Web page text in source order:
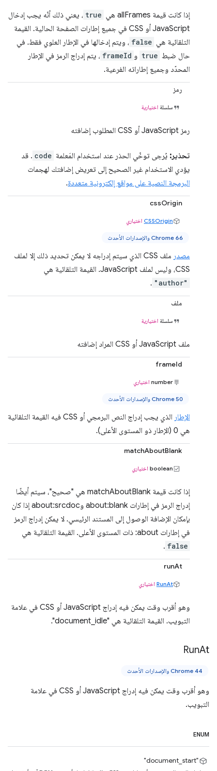
إذا كانت قيمة allFrames هي true ، يعني ذلك أنّه يجب إدخال
JavaScript أو CSS في جميع إطارات الصفحة الحالية. القيمة
التلقائية هي false ، ويتم إدخالها في الإطار العلوي فقط. في
حال ضبط true و frameId ، يتم إدراج الرمز في الإطار
المحدّد وجميع إطاراته الفرعية.
رمز
سلسلة اختيارية
رمز JavaScript أو CSS المطلوب إضافته
تحذير: يُرجى توخّي الحذر عند استخدام المَعلمة code . قد
يؤدي الاستخدام غير الصحيح إلى تعريض إضافتك لهجمات
البرمجة النصية على مواقع إلكترونية متعددة.
cssOrigin
CSSOrigin اختياري
Chrome 66 والإصدارات الأحدث
مصدر
ملف CSS الذي سيتم إدراجه لا يمكن تحديد ذلك إلا لملف
CSS، وليس لملف JavaScript. القيمة التلقائية هي
"author"
.
ملف
سلسلة اختيارية
ملف JavaScript أو CSS المراد إضافته
frameId
number اختياري
Chrome 50 والإصدارات الأحدث
الإطار
الذي يجب إدراج النص البرمجي أو CSS فيه القيمة التلقائية
هي 0 (الإطار ذو المستوى الأعلى).
matchAboutBlank
boolean اختياري
إذا كانت قيمة matchAboutBlank هي "صحيح"، سيتم أيضًا
إدراج الرمز في إطارات about:blank وabout:srcdoc إذا كان
بإمكان الإضافة الوصول إلى المستند الرئيسي. لا يمكن إدراج الرمز
في إطارات about: ذات المستوى الأعلى. القيمة التلقائية هي
false
.
runAt
RunAt اختياري
وهو أقرب وقت يمكن فيه إدراج JavaScript أو CSS في علامة
التبويب. القيمة التلقائية هي "document_idle".
RunAt
Chrome 44 والإصدارات الأحدث
وهو أقرب وقت يمكن فيه إدراج JavaScript أو CSS في علامة
التبويب.
ENUM
"document_start"